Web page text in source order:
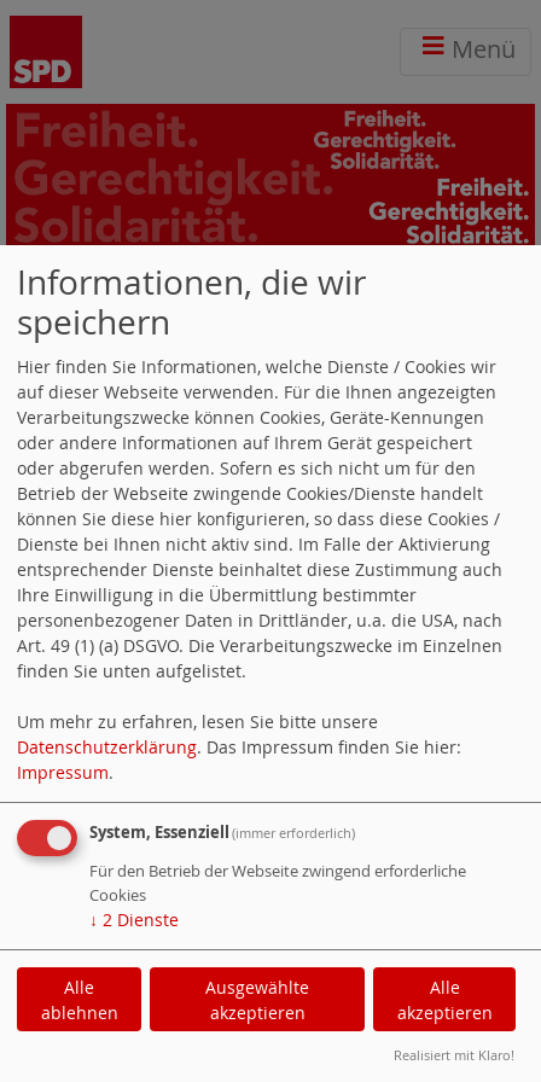
Menü
Repräsentative Demokratie
Repräsentative Demokratie
Repräsentationallergesellschaftlicher Gruppen:
Neubürger, alte Menschen, junge, Sportler,
Arbeitnehmer, Behinderte, Menschen aller
Konfessionen, Nichtschwimmer, Taubenzüchter ...
Wie sieht's damit im Gemeinderat aus?
Suchen
SPENDEN
Spende an den Ortsverein Sulz-Dornhan
Counter
Heute:
30
1
WebsoziCMS
Informationen, die wir
speichern
Hier finden Sie Informationen, welche Dienste / Cookies wir
auf dieser Webseite verwenden. Für die Ihnen angezeigten
Verarbeitungszwecke können Cookies, Geräte-Kennungen
oder andere Informationen auf Ihrem Gerät gespeichert
oder abgerufen werden. Sofern es sich nicht um für den
Betrieb der Webseite zwingende Cookies/Dienste handelt
können Sie diese hier konfigurieren, so dass diese Cookies /
Dienste bei Ihnen nicht aktiv sind. Im Falle der Aktivierung
entsprechender Dienste beinhaltet diese Zustimmung auch
Ihre Einwilligung in die Übermittlung bestimmter
personenbezogener Daten in Drittländer, u.a. die USA, nach
Art. 49 (1) (a) DSGVO. Die Verarbeitungszwecke im Einzelnen
finden Sie unten aufgelistet.
Um mehr zu erfahren, lesen Sie bitte unsere
Datenschutzerklärung. Das Impressum finden Sie hier:
Impressum.
System, Essenziell (immer erforderlich)
Für den Betrieb der Webseite zwingend erforderliche
Cookies
↓ 2 Dienste
Alle
ablehnen
Ausgewählte
akzeptieren
Alle
akzeptieren
Realisiert mit Klaro!